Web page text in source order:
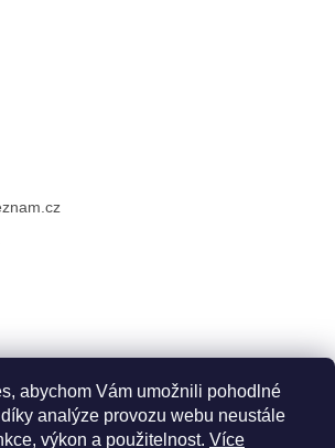
abychom Vám umožnili pohodlné
analýze provozu webu neustále
výkon a použitelnost. Více